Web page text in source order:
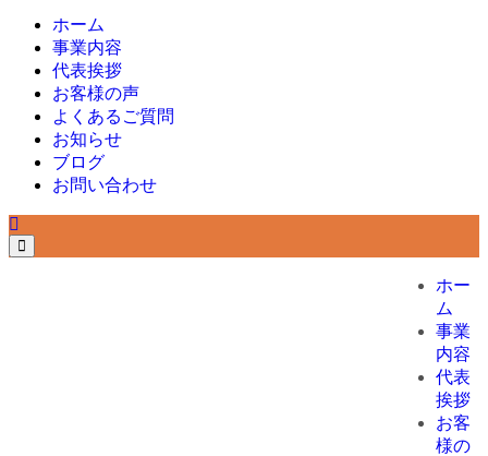
ホーム
事業内容
代表挨拶
お客様の声
よくあるご質問
お知らせ
ブログ
お問い合わせ
ホー
ム
事業
内容
代表
挨拶
お客
様の